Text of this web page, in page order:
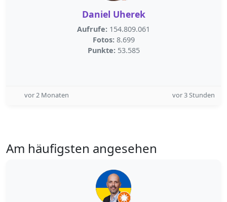
Daniel Uherek
Aufrufe: 154.809.061
Fotos: 8.699
Punkte: 53.585
vor 2 Monaten vor 3 Stunden
Am häufigsten angesehen